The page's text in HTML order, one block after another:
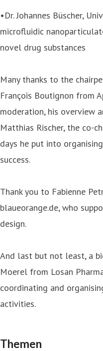
•Dr. Johannes Büscher,
microfluidic
novel drug substances
Many thanks to the
François Boutignon from
moderation, his overview
Matthias Rischer, the co-
days he put into
success.
Thank you to Fabienne
blaueorange.de, who
design.
And last but not least, a
Moerel from Losan
coordinating and
activities.
Themen